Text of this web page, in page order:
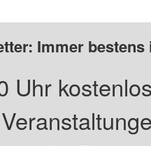
Immer
Uhr